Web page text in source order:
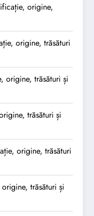
origine,
origine, trăsături
origine, trăsături și
trăsături și
origine, trăsături
trăsături și